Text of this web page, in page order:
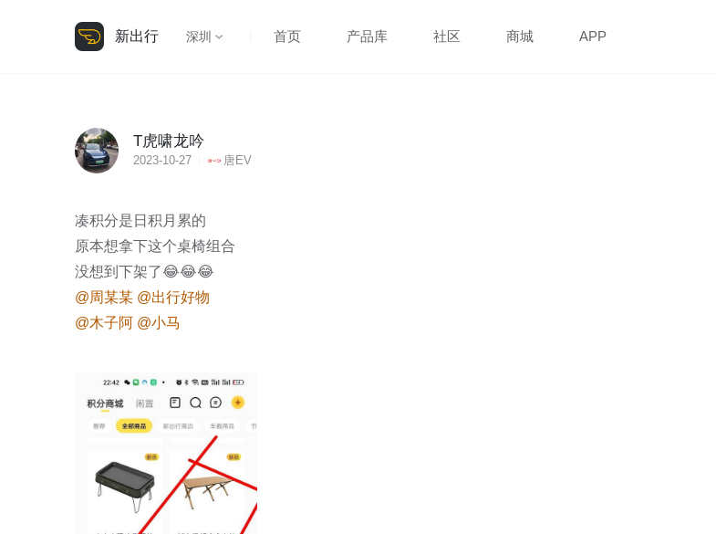
新出行 深圳 首页 产品库 社区 商城 APP
T虎啸龙吟
2023-10-27 唐EV
凑积分是日积月累的
原本想拿下这个桌椅组合
@周某某 @出行好物
@木子阿 @小马